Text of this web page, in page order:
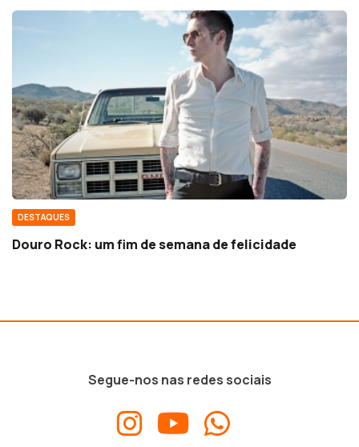
DESTAQUES
Douro Rock: um fim de semana de felicidade
Segue-nos nas redes sociais